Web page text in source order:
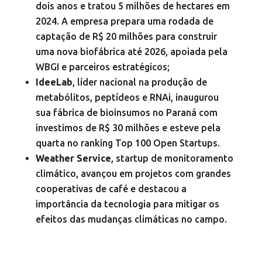
dois anos e tratou 5 milhões de hectares em
2024. A empresa prepara uma rodada de
captação de R$ 20 milhões para construir
uma nova biofábrica até 2026, apoiada pela
WBGI e parceiros estratégicos;
IdeeLab, líder nacional na produção de
metabólitos, peptídeos e RNAi, inaugurou
sua fábrica de bioinsumos no Paraná com
investimos de R$ 30 milhões e esteve pela
quarta no ranking Top 100 Open Startups.
Weather Service, startup de monitoramento
climático, avançou em projetos com grandes
cooperativas de café e destacou a
importância da tecnologia para mitigar os
efeitos das mudanças climáticas no campo.